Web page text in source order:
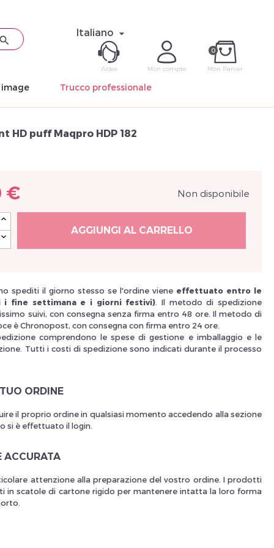

Italiano 
0
Mon Panier
Mon compte
Nouveau
Aides
Trucco professionale
HD puff Maqpro HDP 182
€ Non disponibile
AGGIUNGI AL CARRELLO
spediti il giorno stesso se l'ordine viene effettuato entro le
i fine settimana e i giorni festivi) . Il metodo di spedizione
suivi, con consegna senza firma entro 48 ore. Il metodo di
è Chronopost, con consegna con firma entro 24 ore.
comprendono le spese di gestione e imballaggio e le
Tutti i costi di spedizione sono indicati durante il processo
ORDINE
il proprio ordine in qualsiasi momento accedendo alla sezione
si è effettuato il login.
ACCURATA
attenzione alla preparazione del vostro ordine. I prodotti
in scatole di cartone rigido per mantenere intatta la loro forma